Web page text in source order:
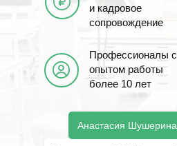
и кадровое
сопровождение
Профессионалы с
опытом работы
более 10 лет
Анастасия Шушерина